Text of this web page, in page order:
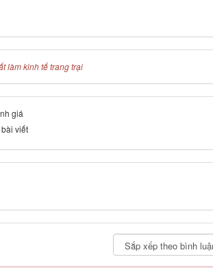
làm kinh tế trang trại
giá
viết